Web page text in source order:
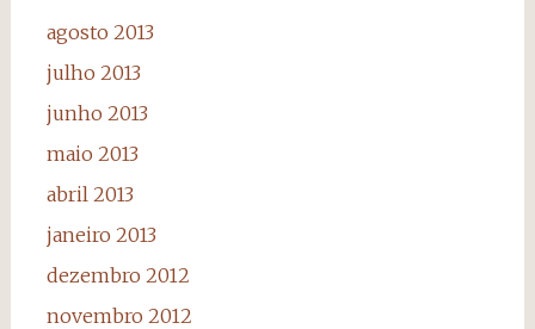
agosto 2013
julho 2013
junho 2013
maio 2013
abril 2013
janeiro 2013
dezembro 2012
novembro 2012